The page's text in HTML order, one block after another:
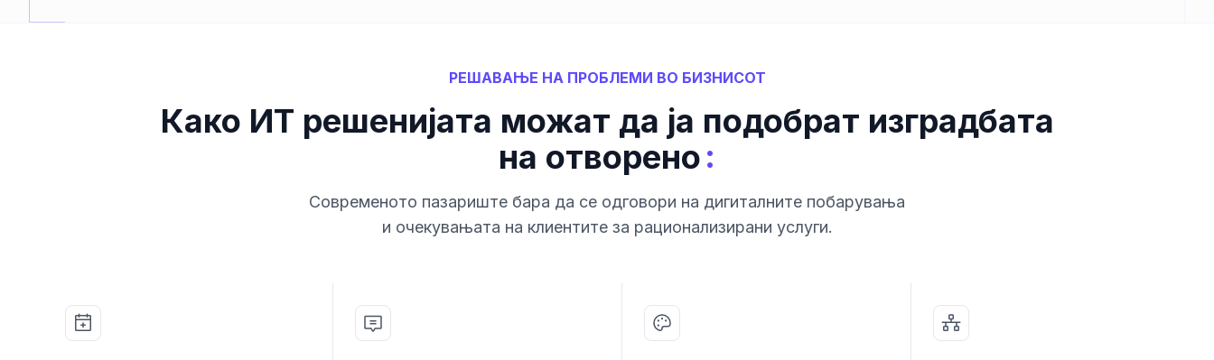
РЕШАВАЊЕ НА ПРОБЛЕМИ ВО БИЗНИСОТ
Како ИТ решенијата можат да ја подобрат изградбата
на отворено:
Современото пазариште бара да се одговори на дигиталните побарувања
и очекувањата на клиентите за рационализирани услуги.